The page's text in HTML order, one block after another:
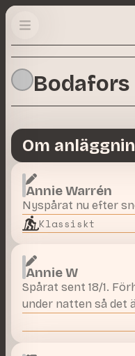
Bodafors
Annie Warrén
Nyspårat nu efter
Klassiskt
Annie W
Spårat sent 18/1.
under natten så det
Om